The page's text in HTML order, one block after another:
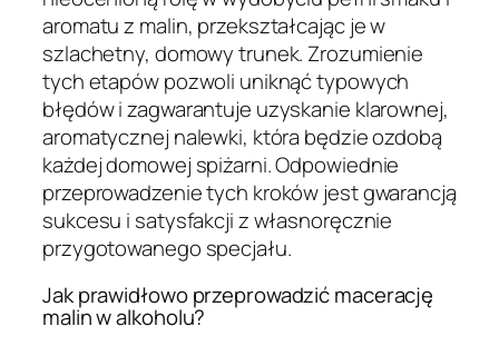
aromatu z malin, przekształcając je w
szlachetny, domowy trunek. Zrozumienie
tych etapów pozwoli uniknąć typowych
błędów i zagwarantuje uzyskanie klarownej,
aromatycznej nalewki, która będzie ozdobą
każdej domowej spiżarni. Odpowiednie
przeprowadzenie tych kroków jest gwarancją
sukcesu i satysfakcji z własnoręcznie
przygotowanego specjału.
Jak prawidłowo przeprowadzić macerację
malin w alkoholu?